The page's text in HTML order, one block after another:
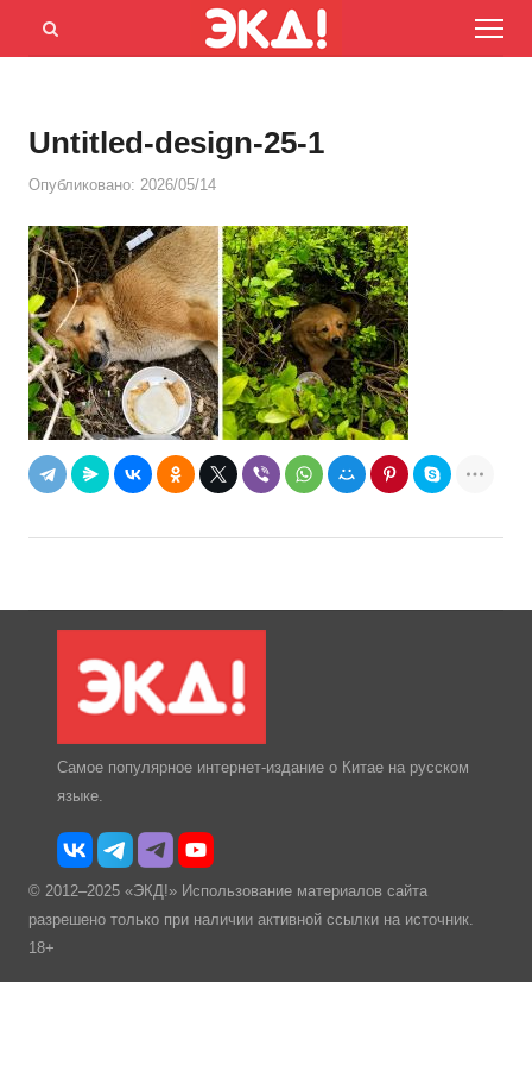
Menu
Открыть
Untitled-design-25-1
Опубликовано: 2026/05/14
Самое популярное интернет-издание о Китае на русском
языке.
© 2012–2025 «ЭКД!» Использование материалов сайта
разрешено только при наличии активной ссылки на источник.
18+